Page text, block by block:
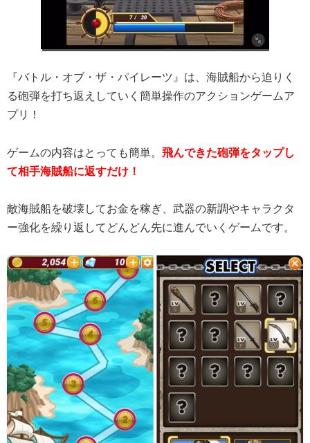
『バトル・オブ・ザ・パイレーツ』は、海賊船から迫りく
る砲弾を打ち返えしていく簡単操作のアクションゲームア
プリ！
ゲームの内容はとっても簡単。 飛んできた砲弾をタップし
て相手海賊船に返すだけ！
敵海賊船を破壊してお金を稼ぎ、武器の新調やキャラクタ
ー強化を繰り返してどんどん先に進んでいくゲームです。